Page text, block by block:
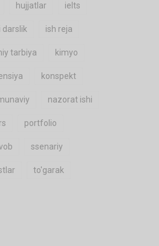
hujjatlar ielts
darslik ish reja
tarbiya kimyo
konspekt
nazorat ishi
portfolio
ssenariy
to'garak